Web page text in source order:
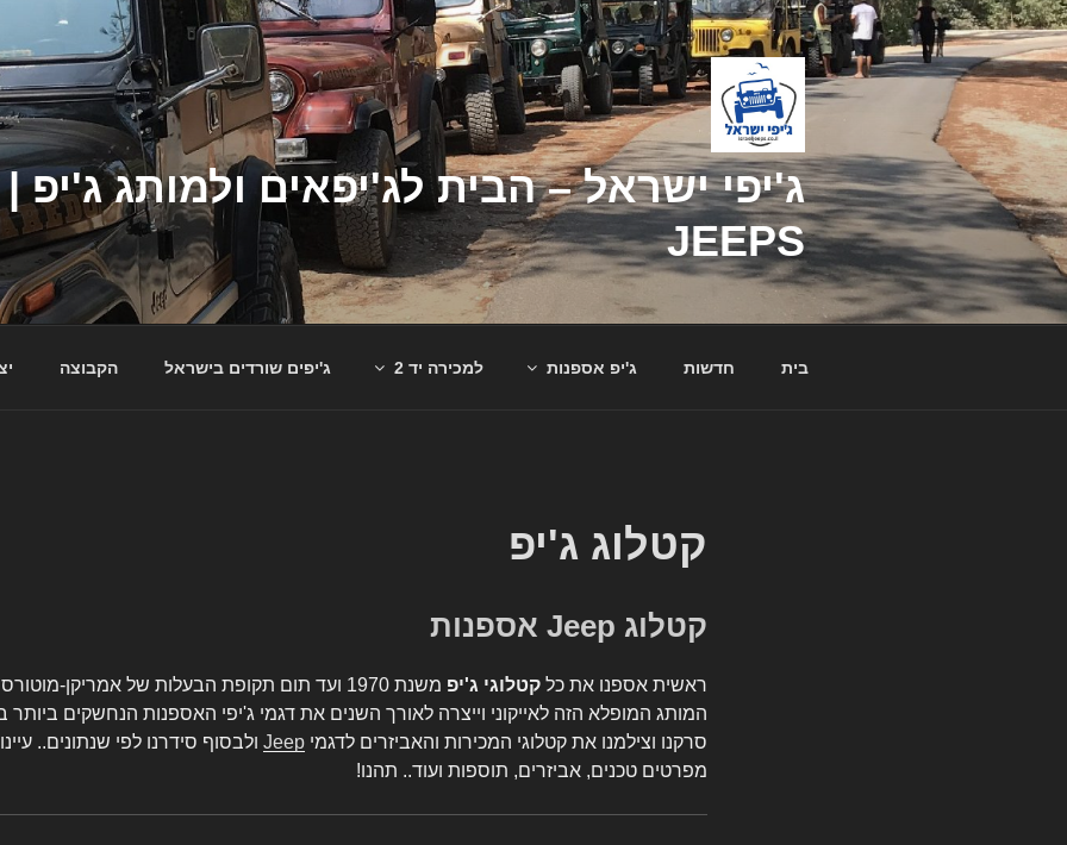
דילוג
לתוכן
JEEPS
בית חדשות ג'יפ אספנות למכירה יד 2 ג'יפים שורדים בישראל הקבוצה
קטלוג ג'יפ
קטלוג Jeep אספנות
ראשית אספנו את כל קטלוגי ג'יפ
משנת 1970 ועד תום תקופת הבעלות של אמריקן-
המותג המופלא הזה לאייקוני וייצרה לאורך השנים את דגמי ג'יפי האספנות הנחשקים
סרקנו וצילמנו את קטלוגי המכירות והאביזרים לדגמי Jeep ולבסוף סידרנו לפי שנתונים..
מפרטים טכנים, אביזרים, תוספות ועוד.. תהנו!